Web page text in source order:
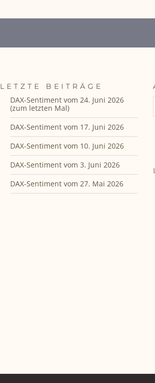
LETZTE BEITRÄGE
DAX-Sentiment vom 24. Juni 2026
(zum letzten Mal)
DAX-Sentiment vom 17. Juni 2026
DAX-Sentiment vom 10. Juni 2026
DAX-Sentiment vom 3. Juni 2026
DAX-Sentiment vom 27. Mai 2026